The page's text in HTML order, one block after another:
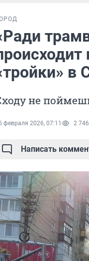
в
не
февраля 2026, 07:11 2 746
Написать